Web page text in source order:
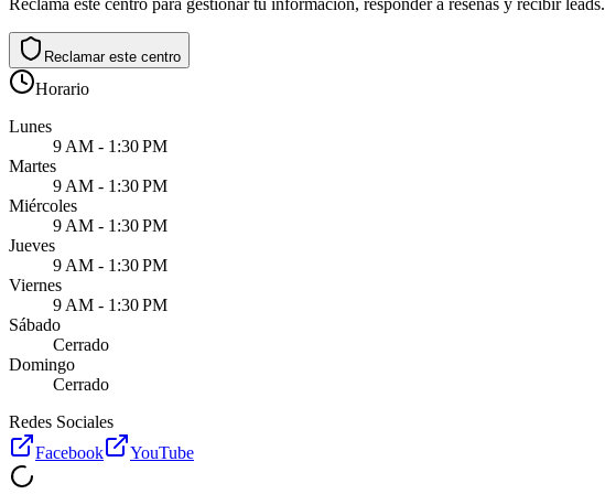
Reclamar este centro
Horario
Lunes
9 AM - 1:30 PM
Martes
9 AM - 1:30 PM
Miércoles
9 AM - 1:30 PM
Jueves
9 AM - 1:30 PM
Viernes
9 AM - 1:30 PM
Sábado
Cerrado
Domingo
Cerrado
Redes Sociales
Facebook
YouTube